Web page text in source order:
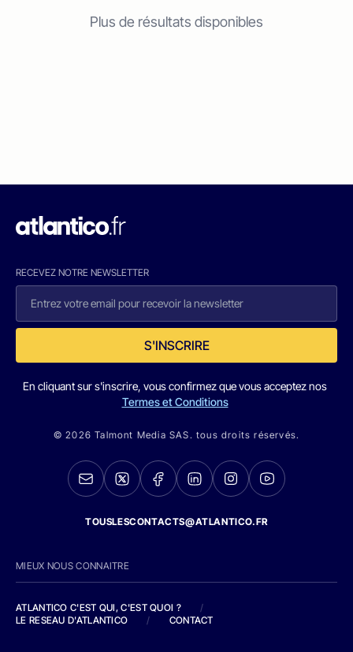
Plus de résultats disponibles
RECEVEZ NOTRE NEWSLETTER
S'INSCRIRE
En cliquant sur s'inscrire, vous confirmez que vous acceptez nos
Termes et Conditions
© 2026 Talmont Media SAS. tous droits réservés.
TOUSLESCONTACTS@ATLANTICO.FR
MIEUX NOUS CONNAITRE
ATLANTICO C'EST QUI, C'EST QUOI ?
/
LE RESEAU D'ATLANTICO
/ CONTACT